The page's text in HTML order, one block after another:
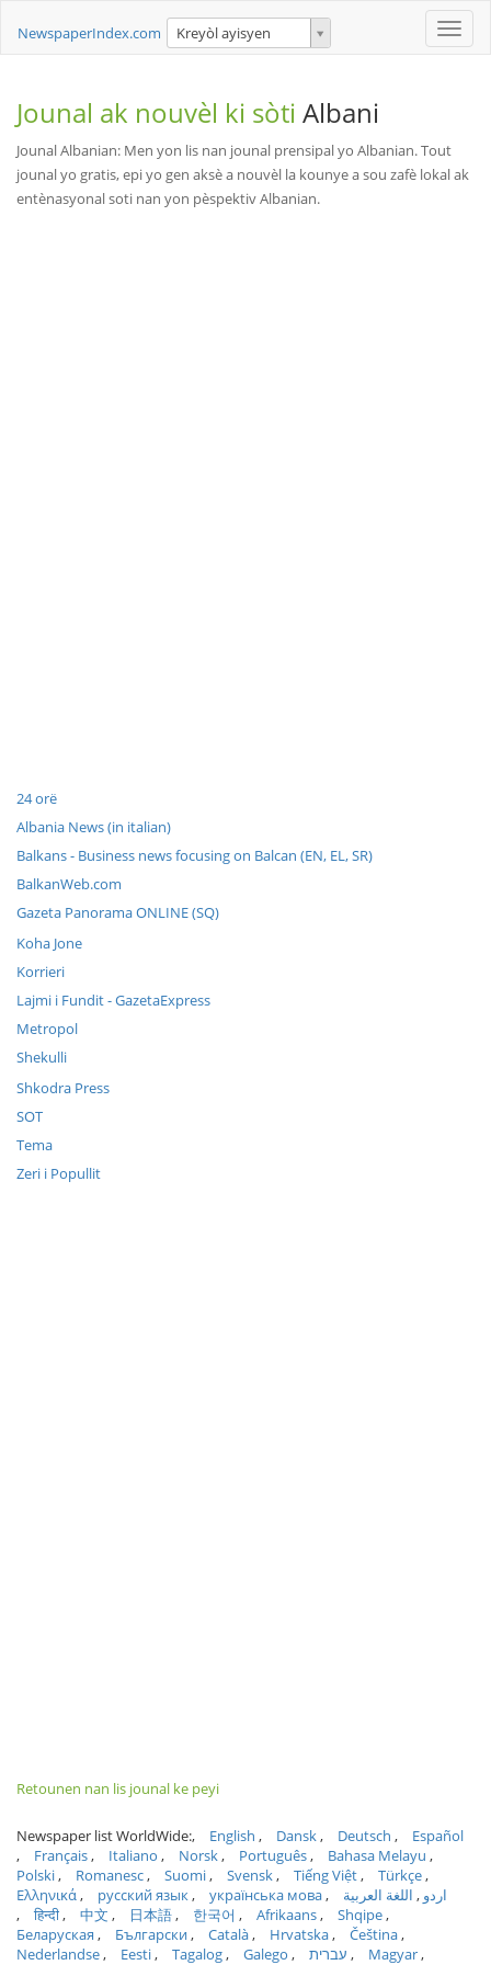
Toggle
NewspaperIndex.com Kreyòl ayisyen
Jounal ak nouvèl ki sòti Albani
Jounal Albanian: Men yon lis nan jounal prensipal yo Albanian. Tout
jounal yo gratis, epi yo gen aksè a nouvèl la kounye a sou zafè lokal ak
entènasyonal soti nan yon pèspektiv Albanian.
24 orë
Albania News (in italian)
Balkans - Business news focusing on Balcan (EN, EL, SR)
BalkanWeb.com
Gazeta Panorama ONLINE (SQ)
Koha Jone
Korrieri
Lajmi i Fundit - GazetaExpress
Metropol
Shekulli
Shkodra Press
SOT
Tema
Zeri i Popullit
Retounen nan lis jounal ke peyi
Newspaper list WorldWide: English Dansk Deutsch
Español
Français
Italiano Norsk Português
Bahasa Melayu
Polski
Romanesc Suomi Svensk Tiếng Việt
Türkçe
Ελληνικά
русский язык українська мова اردو
اللغة العربية
हिन्दी
中文 日本語 한국어 Afrikaans
Shqipe
Беларуская
Български Català Hrvatska
Čeština
Nederlandse
Eesti Tagalog Galego עברית
Magyar